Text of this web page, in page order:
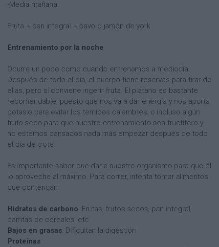
-Media mañana:
Fruta + pan integral + pavo o jamón de york
Entrenamiento por la noche
Ocurre un poco como cuando entrenamos a mediodía.
Después de todo el día, el cuerpo tiene reservas para tirar de
ellas, pero sí conviene ingerir fruta. El plátano es bastante
recomendable, puesto que nos va a dar energía y nos aporta
potasio para evitar los temidos calambres; o incluso algún
fruto seco para que nuestro entrenamiento sea fructífero y
no estemos cansados nada más empezar después de todo
el día de trote.
Es importante saber que dar a nuestro organismo para que él
lo aproveche al máximo. Para correr, intenta tomar alimentos
que contengan:
Hidratos de carbono: Frutas, frutos secos, pan integral,
barritas de cereales, etc.
Bajos en grasas: Dificultan la digestión
Proteínas